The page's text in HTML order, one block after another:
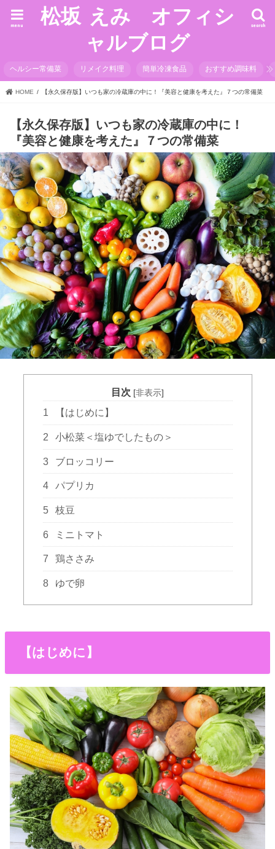
松坂 えみ オフィシ
ャルブログ
search
menu
ヘルシー常備菜 リメイク料理 簡単冷凍食品 おすすめ調味料
HOME 【永久保存版】いつも家の冷蔵庫の中に！『美容と健康を考えた』７つの常備菜
【永久保存版】いつも家の冷蔵庫の中に！
『美容と健康を考えた』７つの常備菜
目次 [非表示]
1 【はじめに】
2 小松菜＜塩ゆでしたもの＞
3 ブロッコリー
4 パプリカ
5 枝豆
6 ミニトマト
7 鶏ささみ
8 ゆで卵
【はじめに】